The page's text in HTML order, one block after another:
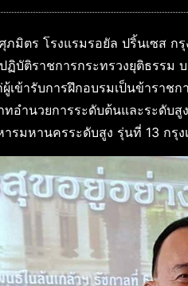
มิตร โรงแรมรอยัล ปริ้นเซส
บัติราชการกระทรวงยุติธรรม
ผู้เข้ารับการฝึกอบรมเป็นข้ารา
ทอำนวยการระดับต้นและระดับ
รมหานครระดับสูง รุ่นที่ 13 กรุ